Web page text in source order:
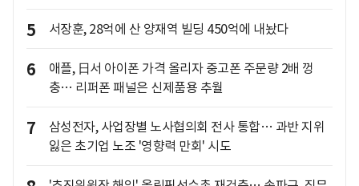
5 서장훈, 28억에 산 양재역 빌딩 450억에 내놨다
6
애플, 日서 아이폰 가격 올리자 중고폰 주문량 2배 껑
충… 리퍼폰 패널은 신제품용 추월
7
삼성전자, 사업장별 노사협의회 전사 통합… 과반 지위
잃은 초기업 노조 '영향력 만회' 시도